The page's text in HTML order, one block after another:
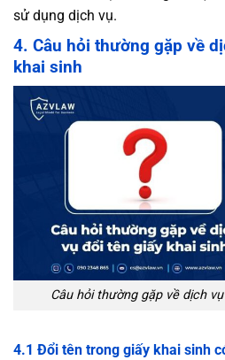
sử dụng dịch vụ.
4. Câu hỏi thường gặp về
khai sinh
Câu hỏi thường gặp về dịch
4.1 Đổi tên trong giấy khai sinh